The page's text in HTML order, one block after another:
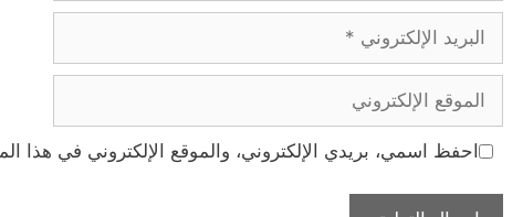
البريد
الإلكتروني
الموقع
الإلكتروني
احفظ اسمي، بريدي الإلكتروني، والموقع الإلكتروني في هذا